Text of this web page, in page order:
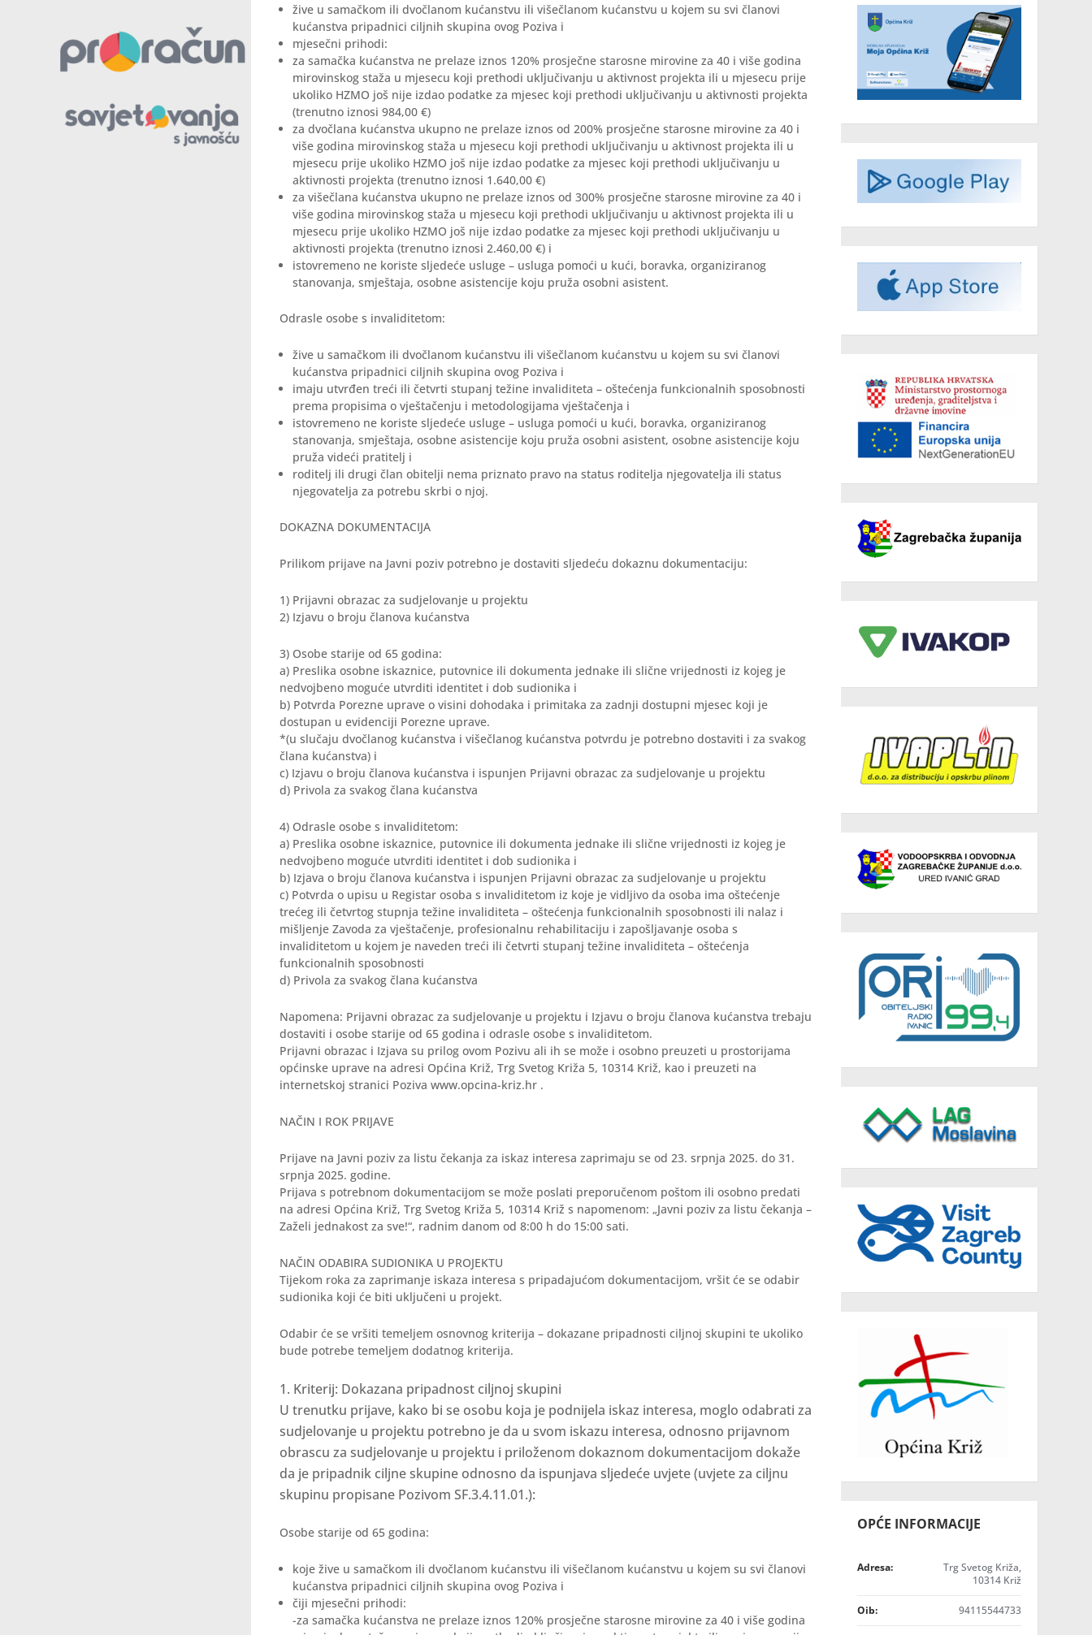
žive u samačkom ili dvočlanom kućanstvu ili višečlanom kućanstvu u kojem su svi članovi
kućanstva pripadnici ciljnih skupina ovog Poziva i
mjesečni prihodi:
za samačka kućanstva ne prelaze iznos 120% prosječne starosne mirovine za 40 i više godina
mirovinskog staža u mjesecu koji prethodi uključivanju u aktivnost projekta ili u mjesecu prije
ukoliko HZMO još nije izdao podatke za mjesec koji prethodi uključivanju u aktivnosti projekta
(trenutno iznosi 984,00 €)
za dvočlana kućanstva ukupno ne prelaze iznos od 200% prosječne starosne mirovine za 40 i
više godina mirovinskog staža u mjesecu koji prethodi uključivanju u aktivnost projekta ili u
mjesecu prije ukoliko HZMO još nije izdao podatke za mjesec koji prethodi uključivanju u
aktivnosti projekta (trenutno iznosi 1.640,00 €)
za višečlana kućanstva ukupno ne prelaze iznos od 300% prosječne starosne mirovine za 40 i
više godina mirovinskog staža u mjesecu koji prethodi uključivanju u aktivnost projekta ili u
mjesecu prije ukoliko HZMO još nije izdao podatke za mjesec koji prethodi uključivanju u
aktivnosti projekta (trenutno iznosi 2.460,00 €) i
istovremeno ne koriste sljedeće usluge – usluga pomoći u kući, boravka, organiziranog
stanovanja, smještaja, osobne asistencije koju pruža osobni asistent.
Odrasle osobe s invaliditetom:
žive u samačkom ili dvočlanom kućanstvu ili višečlanom kućanstvu u kojem su svi članovi
kućanstva pripadnici ciljnih skupina ovog Poziva i
imaju utvrđen treći ili četvrti stupanj težine invaliditeta – oštećenja funkcionalnih sposobnosti
prema propisima o vještačenju i metodologijama vještačenja i
istovremeno ne koriste sljedeće usluge – usluga pomoći u kući, boravka, organiziranog
stanovanja, smještaja, osobne asistencije koju pruža osobni asistent, osobne asistencije koju
pruža videći pratitelj i
roditelj ili drugi član obitelji nema priznato pravo na status roditelja njegovatelja ili status
njegovatelja za potrebu skrbi o njoj.
DOKAZNA DOKUMENTACIJA
Prilikom prijave na Javni poziv potrebno je dostaviti sljedeću dokaznu dokumentaciju:
1) Prijavni obrazac za sudjelovanje u projektu
2) Izjavu o broju članova kućanstva
3) Osobe starije od 65 godina:
a) Preslika osobne iskaznice, putovnice ili dokumenta jednake ili slične vrijednosti iz kojeg je
nedvojbeno moguće utvrditi identitet i dob sudionika i
b) Potvrda Porezne uprave o visini dohodaka i primitaka za zadnji dostupni mjesec koji je
dostupan u evidenciji Porezne uprave.
*(u slučaju dvočlanog kućanstva i višečlanog kućanstva potvrdu je potrebno dostaviti i za svakog
člana kućanstva) i
c) Izjavu o broju članova kućanstva i ispunjen Prijavni obrazac za sudjelovanje u projektu
d) Privola za svakog člana kućanstva
4) Odrasle osobe s invaliditetom:
a) Preslika osobne iskaznice, putovnice ili dokumenta jednake ili slične vrijednosti iz kojeg je
nedvojbeno moguće utvrditi identitet i dob sudionika i
b) Izjava o broju članova kućanstva i ispunjen Prijavni obrazac za sudjelovanje u projektu
c) Potvrda o upisu u Registar osoba s invaliditetom iz koje je vidljivo da osoba ima oštećenje
trećeg ili četvrtog stupnja težine invaliditeta – oštećenja funkcionalnih sposobnosti ili nalaz i
mišljenje Zavoda za vještačenje, profesionalnu rehabilitaciju i zapošljavanje osoba s
invaliditetom u kojem je naveden treći ili četvrti stupanj težine invaliditeta – oštećenja
funkcionalnih sposobnosti
d) Privola za svakog člana kućanstva
Napomena: Prijavni obrazac za sudjelovanje u projektu i Izjavu o broju članova kućanstva trebaju
dostaviti i osobe starije od 65 godina i odrasle osobe s invaliditetom.
Prijavni obrazac i Izjava su prilog ovom Pozivu ali ih se može i osobno preuzeti u prostorijama
općinske uprave na adresi Općina Križ, Trg Svetog Križa 5, 10314 Križ, kao i preuzeti na
internetskoj stranici Poziva www.opcina-kriz.hr .
NAČIN I ROK PRIJAVE
Prijave na Javni poziv za listu čekanja za iskaz interesa zaprimaju se od 23. srpnja 2025. do 31.
srpnja 2025. godine.
Prijava s potrebnom dokumentacijom se može poslati preporučenom poštom ili osobno predati
na adresi Općina Križ, Trg Svetog Križa 5, 10314 Križ s napomenom: „Javni poziv za listu čekanja –
Zaželi jednakost za sve!“, radnim danom od 8:00 h do 15:00 sati.
NAČIN ODABIRA SUDIONIKA U PROJEKTU
Tijekom roka za zaprimanje iskaza interesa s pripadajućom dokumentacijom, vršit će se odabir
sudionika koji će biti uključeni u projekt.
Odabir će se vršiti temeljem osnovnog kriterija – dokazane pripadnosti ciljnoj skupini te ukoliko
bude potrebe temeljem dodatnog kriterija.
Kriterij: Dokazana pripadnost ciljnoj skupini
U trenutku prijave, kako bi se osobu koja je podnijela iskaz interesa, moglo odabrati za
sudjelovanje u projektu potrebno je da u svom iskazu interesa, odnosno prijavnom
obrascu za sudjelovanje u projektu i priloženom dokaznom dokumentacijom dokaže
da je pripadnik ciljne skupine odnosno da ispunjava sljedeće uvjete (uvjete za ciljnu
skupinu propisane Pozivom SF.3.4.11.01.):
Osobe starije od 65 godina:
koje žive u samačkom ili dvočlanom kućanstvu ili višečlanom kućanstvu u kojem su svi članovi
kućanstva pripadnici ciljnih skupina ovog Poziva i
čiji mjesečni prihodi:
-za samačka kućanstva ne prelaze iznos 120% prosječne starosne mirovine za 40 i više godina
OPĆE INFORMACIJE
Adresa:
Trg Svetog Križa,
10314 Križ
Oib: 94115544733